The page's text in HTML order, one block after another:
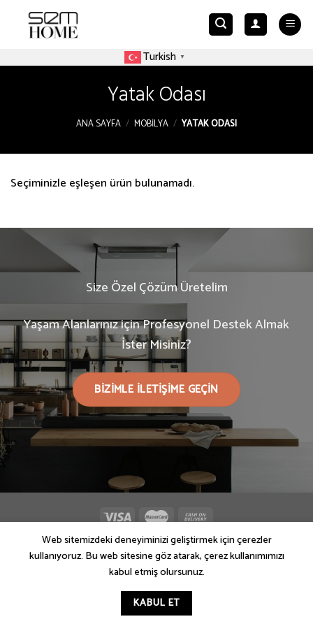
content
Turkish ▼
Yatak Odası
ANA SAYFA / MOBILYA / YATAK ODASI
Seçiminizle eşleşen ürün bulunamadı.
Size Özel Çözüm Üretelim
Yaşam Alanlarınız için Profesyonel Destek Almak
İster Misiniz?
BIZIMLE ILETIŞIME GEÇIN
Copyright 2021 ©SemHome
info@semhome.shop
Web sitemizdeki deneyiminizi geliştirmek için çerezler
kullanıyoruz. Bu web sitesine göz atarak, çerez kullanımımızı
kabul etmiş olursunuz.
KABUL ET